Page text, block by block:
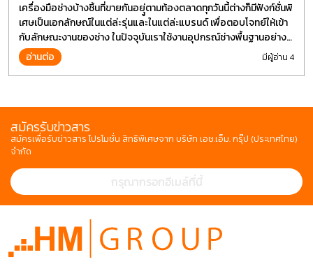
เครื่องมือช่างบ้างชิ้นที่ขายกันอยุู่ตามท้องตลาดทุกวันนี้ต่างก็มีฟังก์ชั่นพิ
เศษเป็นเอกลักษณ์ในแต่ล่ะรุ่นและในแต่ล่ะแบรนด์ เพื่อตอบโจทย์ให้เข้า
กับลักษณะงานของช่าง ในปัจจุบันเราใช้งานอุปกรณ์ช่างพื้นฐานอย่าง
ไขควงกันในงานหลายประเภททำให้มีการปรับเปลี่ยนรูปแบบ
อ่านต่อ มีผู้อ่าน 4
สมัครรับข่าวสาร
สมัครเพื่อรับข่าวสาร โปรโมชั่น สิทธิพิเศษจาก บริษัท เอช.เอ็ม. กรุ๊ป (ประเทศไทย)
จำกัด